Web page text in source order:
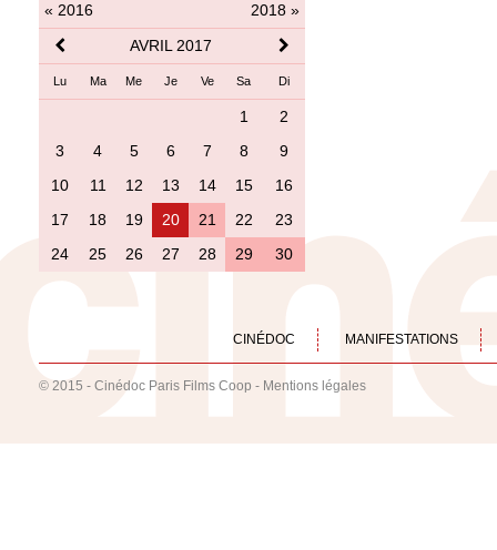
« 2016
2018 »
AVRIL 2017
Lu Ma Me Je Ve Sa Di
1
2
3
4 5 6 7 8
9
10
11 12 13 14 15
16
17
18 19 20 21 22
23
24
25 26 27 28 29 30
CINÉDOC MANIFESTATIONS
© 2015 - Cinédoc Paris Films Coop - Mentions légales